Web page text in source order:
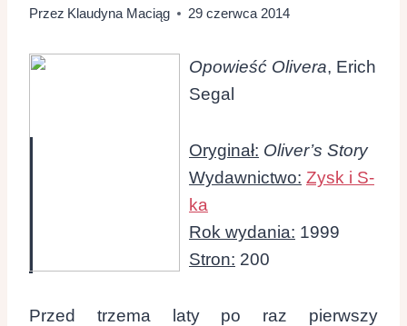
Przez Klaudyna Maciąg 29 czerwca 2014
Opowieść Olivera, Erich
Segal
Oryginał: Oliver’s Story
Wydawnictwo: Zysk i S-
ka
Rok wydania: 1999
Stron: 200
Przed trzema laty po raz pierwszy